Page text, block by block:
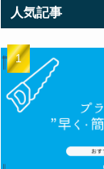
人気記事